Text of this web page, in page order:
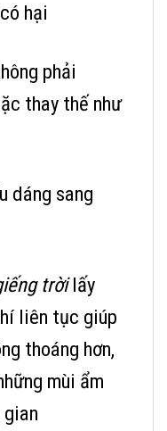
hại
phải
thay thế như
dáng sang
trờilấy
liên tục giúp
thoáng hơn,
mùi ẩm
gian